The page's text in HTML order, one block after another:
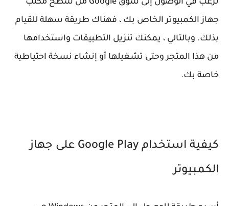
ترغب في الوصول إلى سوق Google من سطح مكتب
جهاز الكمبيوتر الخاص بك ، فهناك طريقة سهلة للقيام
بذلك. وبالتالي ، يمكنك تنزيل التطبيقات واستخدامها
من هذا المتجر وحتى تشغيلها أو إنشاء نسخة احتياطية
خاصة بك.
كيفية استخدام Google Play على جهاز
الكمبيوتر